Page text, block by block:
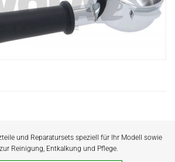
und Reparatursets speziell für Ihr Modell sowie
Reinigung, Entkalkung und Pflege.